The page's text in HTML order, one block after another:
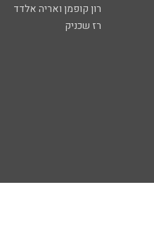
רון קופמן ואריה אלדד
רז שכניק